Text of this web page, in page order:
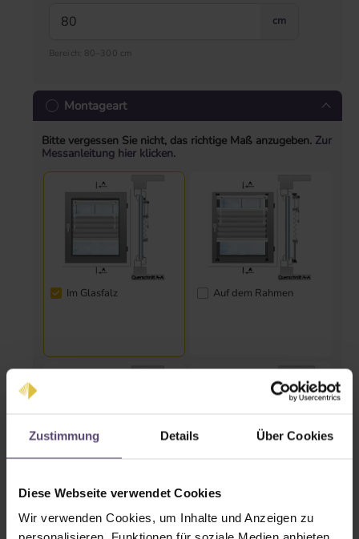
Zustimmung Details Über Cookies
Diese Webseite verwendet Cookies
Wir verwenden Cookies, um Inhalte und Anzeigen zu
cm
Bereich: 80–300 cm
Montageart
Bitte vergessen Sie nicht, das richtige Maß anzugeben. Zur
Messanleitung hier klicken.
Im Glasfalz Auf dem Rahmen
mittels Klemmträger